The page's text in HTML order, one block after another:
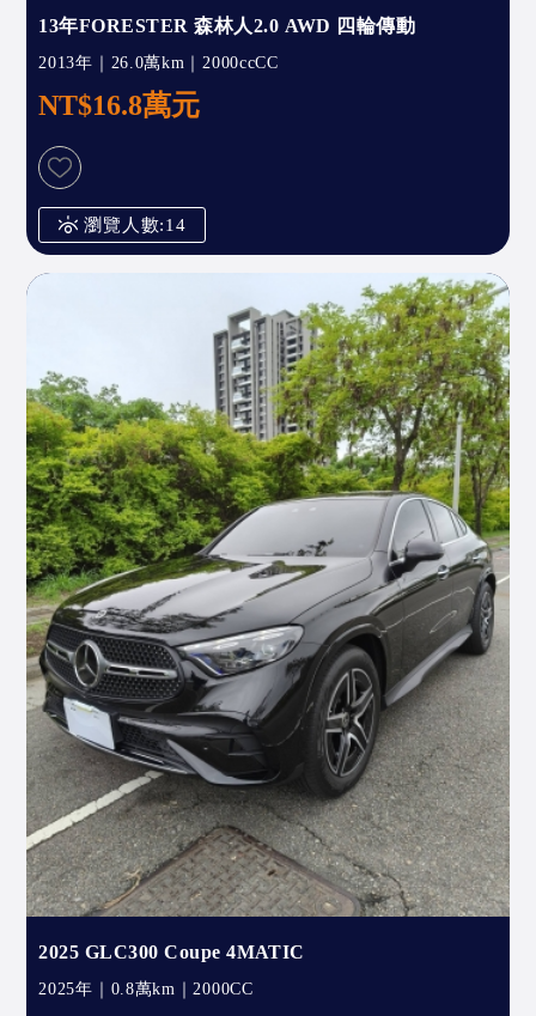
13年FORESTER 森林人2.0 AWD 四輪傳動
2013年｜26.0萬km｜2000ccCC
NT$16.8萬元
瀏覽人數:14
2025 GLC300 Coupe 4MATIC
2025年｜0.8萬km｜2000CC